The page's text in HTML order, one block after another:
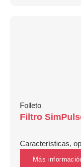
Folleto
Filtro
Características,
Más